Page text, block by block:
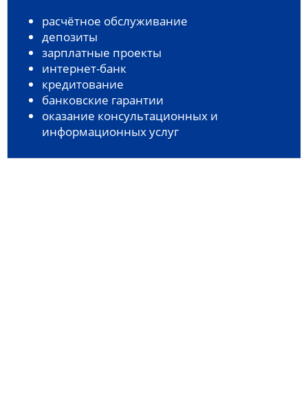
расчётное обслуживание
депозиты
зарплатные проекты
интернет-банк
кредитование
банковские гарантии
оказание консультационных и
информационных услуг